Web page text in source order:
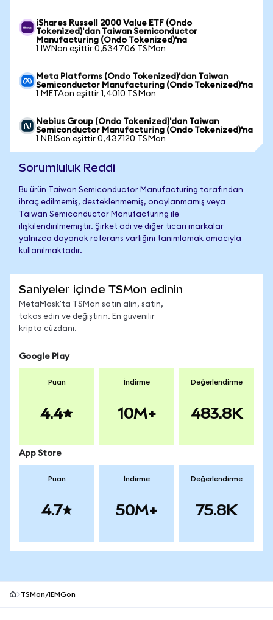
iShares Russell 2000 Value ETF (Ondo
Tokenized)'dan Taiwan Semiconductor
Manufacturing (Ondo Tokenized)'na
1 IWNon eşittir 0,534706 TSMon
Meta Platforms (Ondo Tokenized)'dan Taiwan
Semiconductor Manufacturing (Ondo Tokenized)'na
1 METAon eşittir 1,4010 TSMon
Nebius Group (Ondo Tokenized)'dan Taiwan
Semiconductor Manufacturing (Ondo Tokenized)'na
1 NBISon eşittir 0,437120 TSMon
Sorumluluk Reddi
Bu ürün Taiwan Semiconductor Manufacturing tarafından
ihraç edilmemiş, desteklenmemiş, onaylanmamış veya
Taiwan Semiconductor Manufacturing ile
ilişkilendirilmemiştir. Şirket adı ve diğer ticari markalar
yalnızca dayanak referans varlığını tanımlamak amacıyla
kullanılmaktadır.
Saniyeler içinde TSMon edinin
MetaMask'ta TSMon satın alın, satın,
takas edin ve değiştirin. En güvenilir
kripto cüzdanı.
Google Play
Puan
4.4
İndirme
10M+
Değerlendirme
483.8K
App Store
Puan
4.7
İndirme
50M+
Değerlendirme
75.8K
TSMon/IEMGon